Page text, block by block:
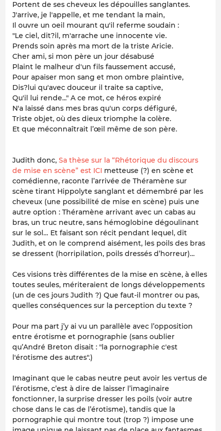
Portent de ses cheveux les dépouilles sanglantes.
J'arrive, je l'appelle, et me tendant la main,
Il ouvre un oeil mourant qu'il referme soudain :
"Le ciel, dit?il, m'arrache une innocente vie.
Prends soin après ma mort de la triste Aricie.
Cher ami, si mon père un jour désabusé
Plaint le malheur d'un fils faussement accusé,
Pour apaiser mon sang et mon ombre plaintive,
Dis?lui qu'avec douceur il traite sa captive,
Qu'il lui rende..." A ce mot, ce héros expiré
N'a laissé dans mes bras qu'un corps défiguré,
Triste objet, où des dieux triomphe la colère.
Et que méconnaîtrait l’œil même de son père.
Judith donc, Sa thèse sur la “Rhétorique du discours
de mise en scène” est ICI metteuse (?) en scène et
comédienne, raconte l’arrivée de Théramène sur
scène tirant Hippolyte sanglant et démembré par les
cheveux (une possibilité de mise en scène) puis une
autre option : Théramène arrivant avec un cabas au
bras, un truc neutre, sans hémoglobine dégoulinant
sur le sol… Et faisant son récit pendant lequel, dit
Judith, et on le comprend aisément, les poils des bras
se dressent (horripilation, poils dressés d’horreur)…
Ces visions très différentes de la mise en scène, à elles
toutes seules, mériteraient de longs développements
(un de ces jours Judith ?) Que faut-il montrer ou pas,
quelles conséquences sur la perception du texte ?
Pour ma part j’y ai vu un parallèle avec l’opposition
entre érotisme et pornographie (sans oublier
qu’André Breton disait : "la pornographie c'est
l'érotisme des autres".)
Imaginant que le cabas neutre peut avoir les vertus de
l’érotisme, c’est à dire de laisser l’imaginaire
fonctionner, la surprise dresser les poils (voir autre
chose dans le cas de l’érotisme), tandis que la
pornographie qui montre tout (trop ?) impose une